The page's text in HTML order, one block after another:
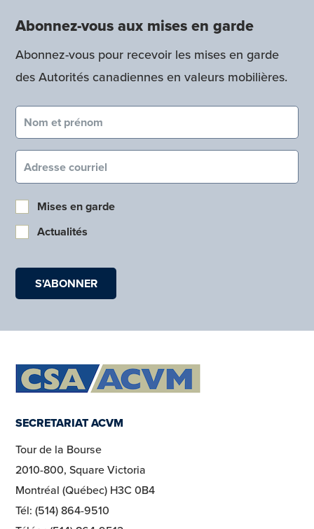
Abonnez-vous aux mises en garde
Abonnez-vous pour recevoir les mises en garde
des Autorités canadiennes en valeurs mobilières.
Nom et prénom (obligatoire)
Courriel (obligatoire)
Mises en garde
Actualités
SECRETARIAT ACVM
Tour de la Bourse
2010-800, Square Victoria
Montréal (Québec) H3C 0B4
Tél: (514) 864-9510